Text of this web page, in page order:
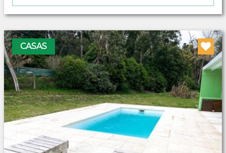
CASAS